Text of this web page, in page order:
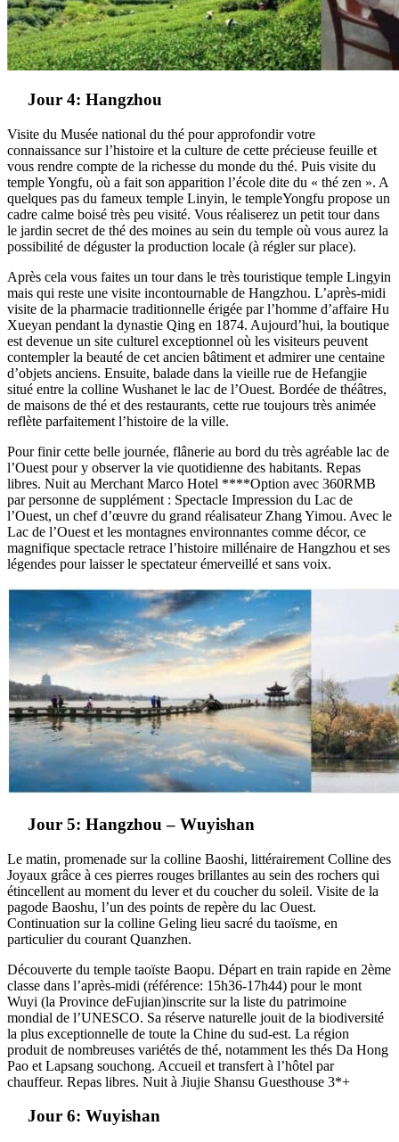
Jour 4: Hangzhou
Visite du Musée national du thé pour approfondir votre
connaissance sur l’histoire et la culture de cette précieuse feuille et
vous rendre compte de la richesse du monde du thé. Puis visite du
temple Yongfu, où a fait son apparition l’école dite du « thé zen ». A
quelques pas du fameux temple Linyin, le templeYongfu propose un
cadre calme boisé très peu visité. Vous réaliserez un petit tour dans
le jardin secret de thé des moines au sein du temple où vous aurez la
possibilité de déguster la production locale (à régler sur place).
Après cela vous faites un tour dans le très touristique temple Lingyin
mais qui reste une visite incontournable de Hangzhou. L’après-midi
visite de la pharmacie traditionnelle érigée par l’homme d’affaire Hu
Xueyan pendant la dynastie Qing en 1874. Aujourd’hui, la boutique
est devenue un site culturel exceptionnel où les visiteurs peuvent
contempler la beauté de cet ancien bâtiment et admirer une centaine
d’objets anciens. Ensuite, balade dans la vieille rue de Hefangjie
situé entre la colline Wushanet le lac de l’Ouest. Bordée de théâtres,
de maisons de thé et des restaurants, cette rue toujours très animée
reflète parfaitement l’histoire de la ville.
Pour finir cette belle journée, flânerie au bord du très agréable lac de
l’Ouest pour y observer la vie quotidienne des habitants. Repas
libres. Nuit au Merchant Marco Hotel ****Option avec 360RMB
par personne de supplément : Spectacle Impression du Lac de
l’Ouest, un chef d’œuvre du grand réalisateur Zhang Yimou. Avec le
Lac de l’Ouest et les montagnes environnantes comme décor, ce
magnifique spectacle retrace l’histoire millénaire de Hangzhou et ses
légendes pour laisser le spectateur émerveillé et sans voix.
Jour 5: Hangzhou – Wuyishan
Le matin, promenade sur la colline Baoshi, littérairement Colline des
Joyaux grâce à ces pierres rouges brillantes au sein des rochers qui
étincellent au moment du lever et du coucher du soleil. Visite de la
pagode Baoshu, l’un des points de repère du lac Ouest.
Continuation sur la colline Geling lieu sacré du taoïsme, en
particulier du courant Quanzhen.
Découverte du temple taoïste Baopu. Départ en train rapide en 2ème
classe dans l’après-midi (référence: 15h36-17h44) pour le mont
Wuyi (la Province deFujian)inscrite sur la liste du patrimoine
mondial de l’UNESCO. Sa réserve naturelle jouit de la biodiversité
la plus exceptionnelle de toute la Chine du sud-est. La région
produit de nombreuses variétés de thé, notamment les thés Da Hong
Pao et Lapsang souchong. Accueil et transfert à l’hôtel par
chauffeur. Repas libres. Nuit à Jiujie Shansu Guesthouse 3*+
Jour 6: Wuyishan